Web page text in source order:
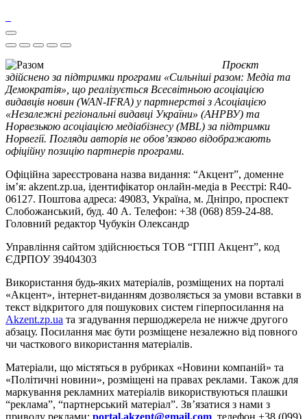
Проєкт
здійснено за підтримки програми «Сильніші разом: Медіа та
Демократія», що реалізується Всесвітньою асоціацією
видавців новин (WAN-IFRA) у партнерстві з Асоціацією
«Незалежні регіональні видавці України» (АНРВУ) та
Норвезькою асоціацією медіабізнесу (MBL) за підтримки
Норвегії. Погляди авторів не обов’язково відображають
офіційну позицію партнерів програми.
Офіційна зареєстрована назва видання: “Акцент”, доменне
ім’я: akzent.zp.ua, ідентифікатор онлайн-медіа в Реєстрі: R40-
06127. Поштова адреса: 49083, Україна, м. Дніпро, проспект
Слобожанський, буд. 40 А. Телефон: +38 (068) 859-24-88.
Головний редактор Чубукін Олександр
Управління сайтом здійснюється ТОВ “ГПП Акцент”, код
ЄДРПОУ 39404303
Використання будь-яких матеріалів, розміщених на порталі
«Акцент», інтернет-виданням дозволяється за умови вставки в
текст відкритого для пошукових систем гіперпосилання на
Akzent.zp.ua та згадування першоджерела не нижче другого
абзацу. Посилання має бути розміщене незалежно від повного
чи часткового використання матеріалів.
Матеріали, що містяться в рубриках «Новини компаній» та
«Політичні новини», розміщені на правах реклами. Також для
маркування рекламних матеріалів використвуються плашки
“реклама”, “партнерський матеріал”. Зв’язатися з нами з
приводу реклами: portal.akzent@gmail.com , телефон +38 (099)